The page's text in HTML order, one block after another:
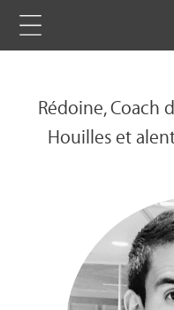
Rédoine, Coach
Houilles et